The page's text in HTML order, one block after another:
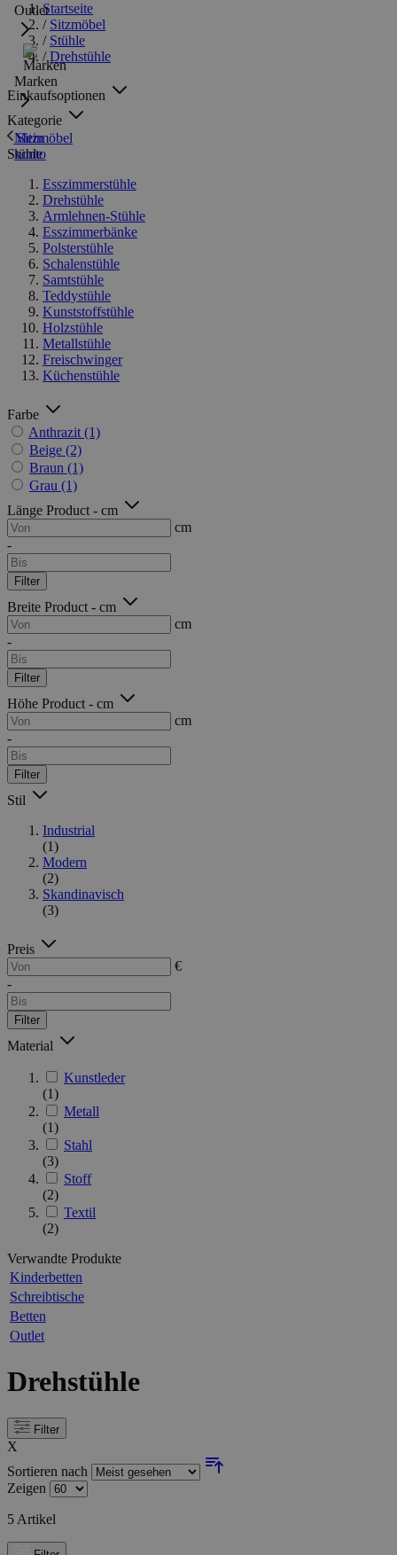
Outlet
Marken
Mein
konto
Startseite
/ Sitzmöbel
/ Stühle
/ Drehstühle
Einkaufsoptionen
Kategorie
Sitzmöbel
Stühle
Esszimmerstühle
Drehstühle
Armlehnen-Stühle
Esszimmerbänke
Polsterstühle
Schalenstühle
Samtstühle
Teddystühle
Kunststoffstühle
Holzstühle
Metallstühle
Freischwinger
Küchenstühle
Farbe
Anthrazit (1)
Beige (2)
Braun (1)
Grau (1)
Länge Product - cm
cm
-
Filter
Breite Product - cm
cm
-
Filter
Höhe Product - cm
cm
-
Filter
Stil
Industrial
(1)
Modern
(2)
Skandinavisch
(3)
Preis
€
-
Filter
Material
Kunstleder
(1)
Metall
(1)
Stahl
(3)
Stoff
(2)
Textil
(2)
Verwandte Produkte
Kinderbetten
Schreibtische
Betten
Outlet
Drehstühle
Filter
X
Sortieren nach
Zeigen
5 Artikel